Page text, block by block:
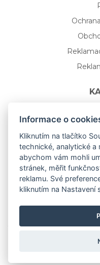
NOVÁ
Informace o
Kliknutím na tlačítko
technické, analytické
abychom vám mohli
stránek, měřit
reklamu. Své
kliknutím na Nastavení